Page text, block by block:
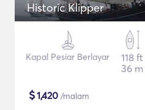
Historic Klipper
Kapal Pesiar Berlayar
118 ft
36 m
$1,420 /malam